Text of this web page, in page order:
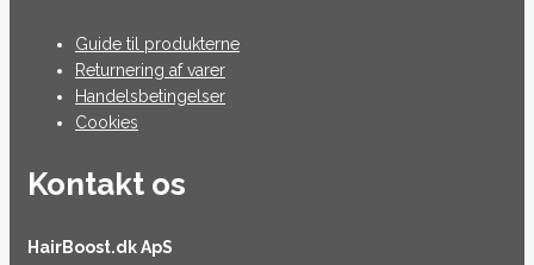
Guide til produkterne
Returnering af varer
Handelsbetingelser
Cookies
Kontakt os
HairBoost.dk ApS